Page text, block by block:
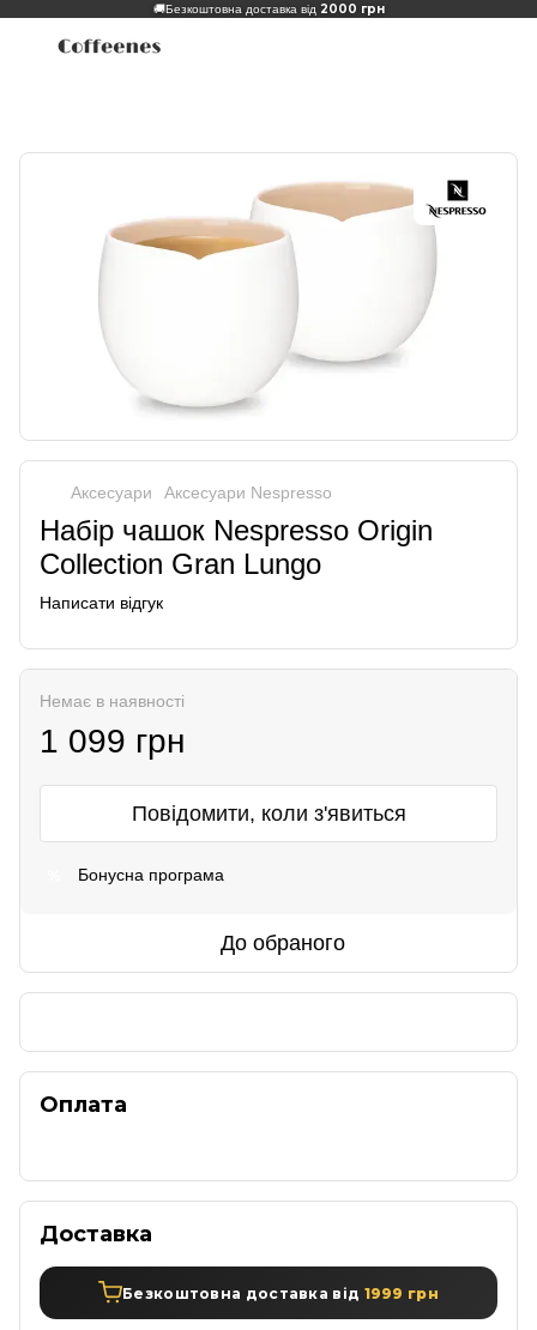
🚚Безкоштовна доставка від 2000 грн
Аксесуари Аксесуари Nespresso
Набір чашок Nespresso Origin
Collection Gran Lungo
Написати відгук
Немає в наявності
1 099 грн
Повідомити, коли з'явиться
Бонусна програма
До обраного
Оплата
Доставка
Безкоштовна доставка від 1999 грн